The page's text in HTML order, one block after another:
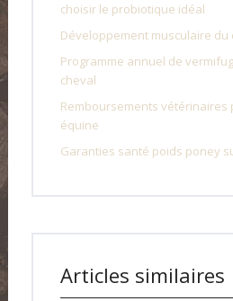
choisir le probiotique idéal
Développement musculaire du
Programme annuel de
cheval
Remboursements vétérinaires
équine
Garanties santé poids poney
Articles similaires